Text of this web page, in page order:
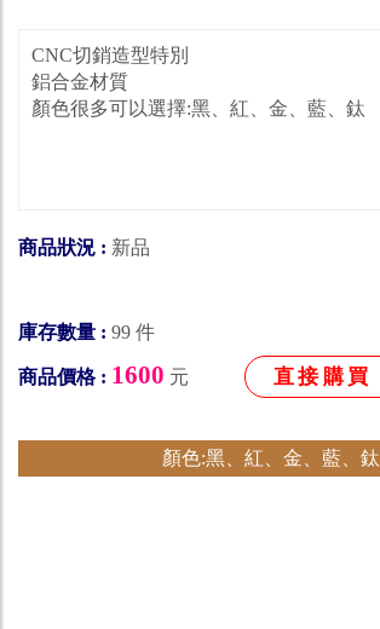
CNC切銷造型特別
鋁合金材質
顏色很多可以選擇:黑、紅、金、藍、鈦
商品狀況 : 新品
庫存數量 : 99 件
商品價格 : 1600 元 直接購買
顏色:黑、紅、金、藍、鈦